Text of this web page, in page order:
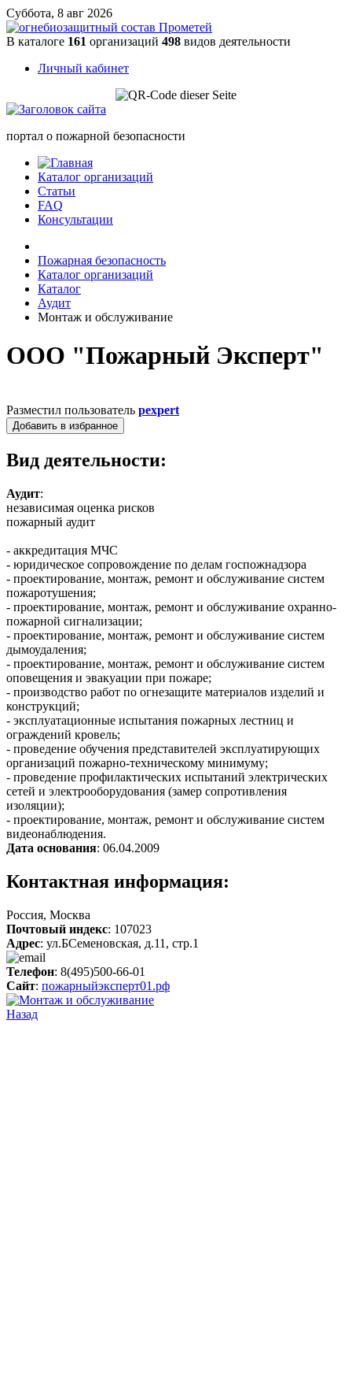
Суббота, 8 авг 2026
В каталоге 161 организаций 498 видов деятельности
Личный кабинет
портал о пожарной безопасности
Каталог организаций
Статьи
FAQ
Консультации
Пожарная безопасность
Каталог организаций
Каталог
Аудит
Монтаж и обслуживание
ООО "Пожарный Эксперт"
Разместил пользователь pexpert
Добавить в избранное
Вид деятельности:
Аудит:
независимая оценка рисков
пожарный аудит
- аккредитация МЧС
- юридическое сопровождение по делам госпожнадзора
- проектирование, монтаж, ремонт и обслуживание систем
пожаротушения;
- проектирование, монтаж, ремонт и обслуживание охранно-
пожарной сигнализации;
- проектирование, монтаж, ремонт и обслуживание систем
дымоудаления;
- проектирование, монтаж, ремонт и обслуживание систем
оповещения и эвакуации при пожаре;
- производство работ по огнезащите материалов изделий и
конструкций;
- эксплуатационные испытания пожарных лестниц и
ограждений кровель;
- проведение обучения представителей эксплуатирующих
организаций пожарно-техническому минимуму;
- проведение профилактических испытаний электрических
сетей и электрооборудования (замер сопротивления
изоляции);
- проектирование, монтаж, ремонт и обслуживание систем
видеонаблюдения.
Дата основания: 06.04.2009
Контактная информация:
Россия, Москва
Почтовый индекс: 107023
Адрес: ул.БСеменовская, д.11, стр.1
Телефон: 8(495)500-66-01
Сайт: пожарныйэксперт01.рф
Назад